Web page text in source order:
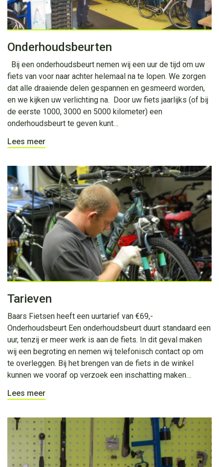
Onderhoudsbeurten
Bij een onderhoudsbeurt nemen wij een uur de tijd om uw
fiets van voor naar achter helemaal na te lopen. We zorgen
dat alle draaiende delen gespannen en gesmeerd worden,
en we kijken uw verlichting na. Door uw fiets jaarlijks (of bij
de eerste 1000, 3000 en 5000 kilometer) een
onderhoudsbeurt te geven kunt…
Lees meer
Tarieven
Baars Fietsen heeft een uurtarief van €69,-
Onderhoudsbeurt Een onderhoudsbeurt duurt standaard een
uur, tenzij er meer werk is aan de fiets. In dit geval maken
wij een begroting en nemen wij telefonisch contact op om
te overleggen. Bij het brengen van de fiets in de winkel
kunnen we vooraf op verzoek een inschatting maken…
Lees meer